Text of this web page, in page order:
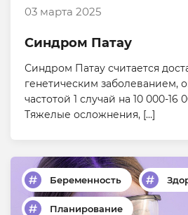
03 марта 2025
Синдром Патау
Синдром Патау считается
генетическим заболеванием,
частотой 1 случай на 10 000-
Тяжелые осложнения, […]
Беременность
Планирование